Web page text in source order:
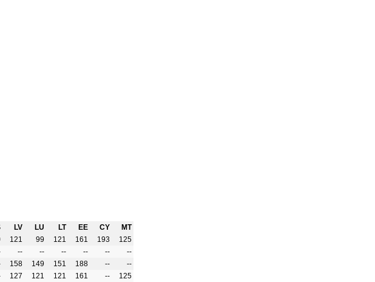
LV LU LT EE CY
MT
121 99 121 161 193
125
-- -- -- -- --
--
158 149 151 188 --
--
127 121 121 161 --
125